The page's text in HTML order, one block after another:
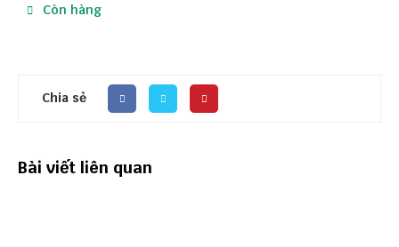
Còn hàng
Chia sẻ
Bài viết liên quan